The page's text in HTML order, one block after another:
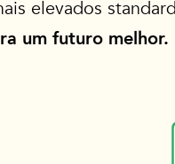
elevados
um futuro melhor.